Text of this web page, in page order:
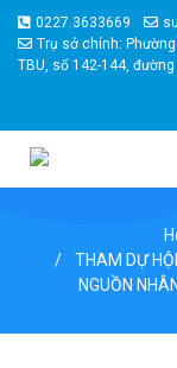
0227.3633669
Trụ sở chính:
TBU, số 142-144,
THAM DỰ
NGUỒN